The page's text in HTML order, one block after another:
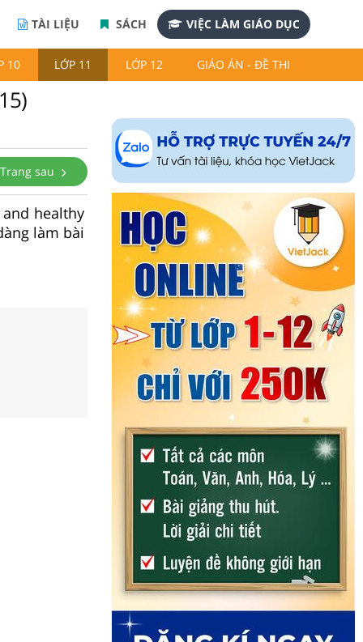
TÀI LIỆU SÁCH VIỆC LÀM GIÁO DỤC
10 LỚP 11 LỚP 12 GIÁO ÁN - ĐỀ THI
Trang sau
healthy
làm bài